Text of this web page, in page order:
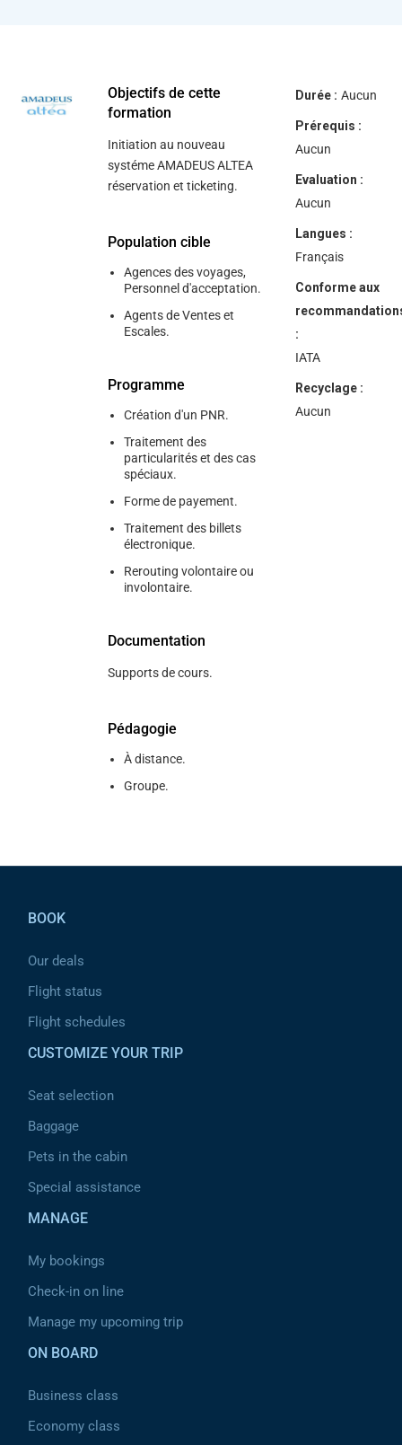
content.
Objectifs de cette
formation
Initiation au nouveau
systéme AMADEUS ALTEA
réservation et ticketing.
Population cible
Agences des voyages,
Personnel d'acceptation.
Agents de Ventes et
Escales.
Programme
Création d'un PNR.
Traitement des
particularités et des cas
spéciaux.
Forme de payement.
Traitement des billets
électronique.
Rerouting volontaire ou
involontaire.
Documentation
Supports de cours.
Pédagogie
À distance.
Groupe.
Durée : Aucun
Prérequis :
Aucun
Evaluation :
Aucun
Langues :
Français
Conforme aux
:
IATA
Recyclage :
Aucun
BOOK
Our deals
Flight status
Flight schedules
CUSTOMIZE YOUR TRIP
Seat selection
Baggage
Pets in the cabin
Special assistance
MANAGE
My bookings
Check-in on line
Manage my upcoming trip
ON BOARD
Business class
Economy class